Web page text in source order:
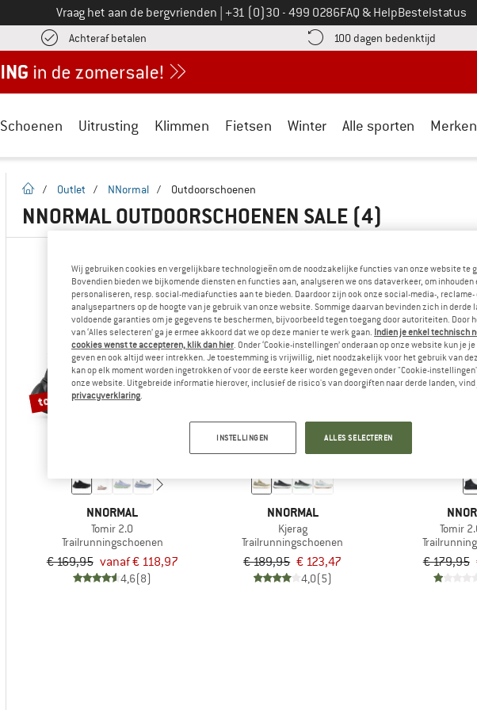
Vraag het aan de bergvrienden Bel ons op
+31 (0)30 - 499 0286FAQ & HelpBestelstatus
Achteraf betalen vind de betalingsinformatie hier! Opent in een infovak
100 dagen bedenktijd Vind
Schoenen Uitrusting Klimmen Fietsen Winter Alle sporten Merken
Startpagina
/ Outlet / NNormal / Outdoorschoenen
NNORMAL OUTDOORSCHOENEN SALE (4)
tot -30%
NNORMAL
Tomir 2.0
Trailrunningschoenen
€ 169,95 vanaf € 118,97
4,6(8)
NNORMAL
Kjerag
Trailrunningschoenen
€ 189,95 € 123,47
4,0(5)
Tomir
€ 179,95
Wij gebruiken cookies en vergelijkbare technologieën om de noodzakelijke functies van onze website te
Bovendien bieden we bijkomende diensten en functies aan, analyseren we ons dataverkeer, om inhouden
personaliseren, resp. social-mediafuncties aan te bieden. Daardoor zijn ook onze social-media-, reclame-
analysepartners op de hoogte van je gebruik van onze website. Sommige daarvan bevinden zich in derde
voldoende garanties om je gegevens te beschermen, bijvoorbeeld tegen toegang door autoriteiten. Door
van ‘Alles selecteren’ ga je ermee akkoord dat we op deze manier te werk gaan. Indien je enkel technisch
cookies wenst te accepteren, klik dan hier . Onder ‘Cookie-instellingen’ onderaan op onze website kun je
geven en ook altijd weer intrekken. Je toestemming is vrijwillig, niet noodzakelijk voor het gebruik van
kan op elk moment worden ingetrokken of voor de eerste keer worden gegeven onder "Cookie-
onze website. Uitgebreide informatie hierover, inclusief de risico's van doorgiften naar derde landen, vind
privacyverklaring
INSTELLINGEN ALLES SELECTEREN